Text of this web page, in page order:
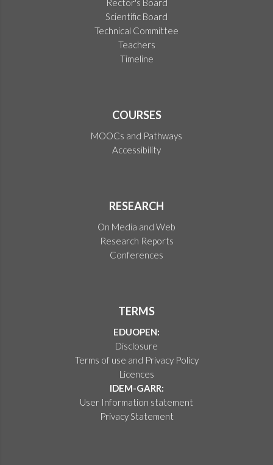
Rector's Board
Scientific Board
Technical Committee
Teachers
Timeline
COURSES
MOOCs and Pathways
Accessibility
RESEARCH
On Media and Web
Research Reports
Conferences
TERMS
EDUOPEN:
Disclosure
Terms of use and Privacy Policy
Licences
IDEM-GARR:
User Information statement
Privacy Statement